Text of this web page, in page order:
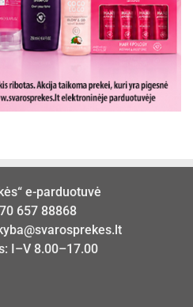
e-parduotuvė
657 88868
I–V 8.00–17.00